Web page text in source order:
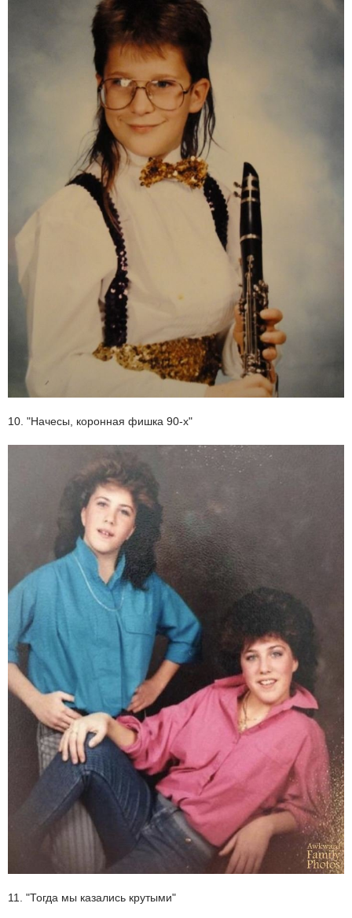
10. "Начесы, коронная фишка 90-х"
11. "Тогда мы казались крутыми"